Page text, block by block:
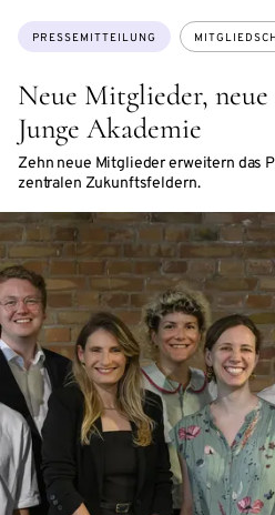
Neue Mitglieder,
Junge Akademie
Zehn neue Mitglieder erweitern das
zentralen Zukunftsfeldern.
Themen:
PRESSEMITTEILUNG